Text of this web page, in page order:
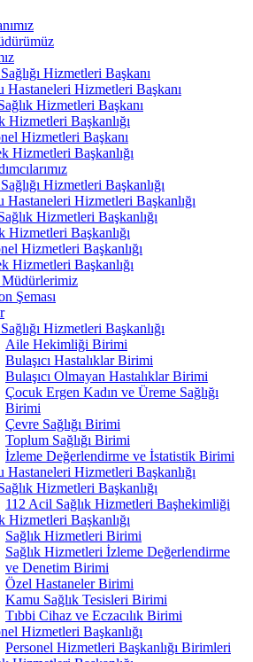
Hizmetleri Başkanı
Hastaneleri Hizmetleri Başkanı
Hizmetleri Başkanı
Hizmetleri Başkanlığı
Hizmetleri Başkanı
Hizmetleri Başkanlığı
Hizmetleri Başkanlığı
Hastaneleri Hizmetleri Başkanlığı
Hizmetleri Başkanlığı
Hizmetleri Başkanlığı
Hizmetleri Başkanlığı
Hizmetleri Başkanlığı
Müdürlerimiz
Şeması
Hizmetleri Başkanlığı
Aile Hekimliği Birimi
Bulaşıcı Hastalıklar Birimi
Bulaşıcı Olmayan Hastalıklar Birimi
Çocuk Ergen Kadın ve Üreme Sağlığı
Birimi
Çevre Sağlığı Birimi
Toplum Sağlığı Birimi
İzleme Değerlendirme ve İstatistik Birimi
Hastaneleri Hizmetleri Başkanlığı
Hizmetleri Başkanlığı
112 Acil Sağlık Hizmetleri Başhekimliği
Hizmetleri Başkanlığı
Sağlık Hizmetleri Birimi
Sağlık Hizmetleri İzleme Değerlendirme
ve Denetim Birimi
Özel Hastaneler Birimi
Kamu Sağlık Tesisleri Birimi
Tıbbi Cihaz ve Eczacılık Birimi
Hizmetleri Başkanlığı
Personel Hizmetleri Başkanlığı Birimleri